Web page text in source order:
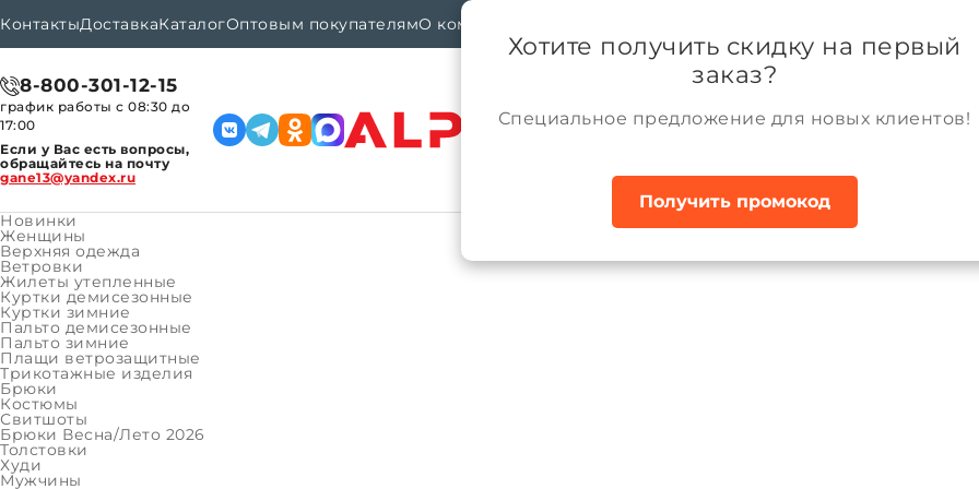
КонтактыДоставкаКаталогОптовым покупателямО компании
8-800-301-12-15
график работы с 08:30 до
17:00
Если у Вас есть вопросы,
обращайтесь на почту
gane13@yandex.ru
Новинки
Женщины
Верхняя одежда
Ветровки
Жилеты утепленные
Куртки демисезонные
Куртки зимние
Пальто демисезонные
Пальто зимние
Плащи ветрозащитные
Трикотажные изделия
Брюки
Костюмы
Свитшоты
Брюки Весна/Лето 2026
Толстовки
Худи
Мужчины
Главная Каталог Куртки демисезонные
КАТАЛОГ ТОВАРОВ
Женщины
Верхняя одежда
Трикотажные изделия
Мужчины
Хотите получить скидку на первый
заказ?
Специальное предложение для новых клиентов!
Получить промокод